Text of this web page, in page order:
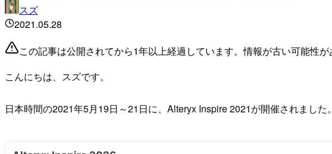
スズ
2021.05.28
この記事は公開されてから1年以上経過しています。情報が古い可能性が
こんにちは、スズです。
日本時間の2021年5月19日～21日に、Alteryx Inspire 2021が開催されました。